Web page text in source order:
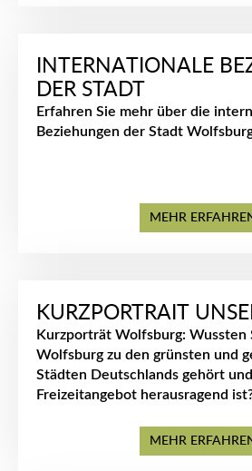
INTERNATIONALE
DER STADT
Erfahren Sie mehr über die
Beziehungen der Stadt
MEHR
KURZPORTRAIT
Kurzporträt Wolfsburg: Wussten
Wolfsburg zu den grünsten und
Städten Deutschlands gehört
Freizeitangebot herausragend
MEHR